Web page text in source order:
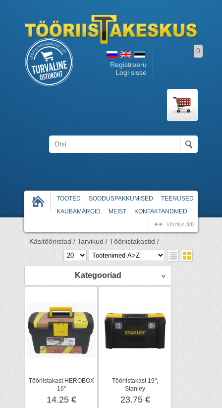
Registreeru
Logi sisse
0
TOOTED SOODUSPAKKUMISED
TEENUSED
KAUBAMÄRGID
MEIST KONTAKTANDMED
Võrdlus 0/0
Käsitööriistad / Tarvikud / Tööriistakastid /
Kategooriad
Tööriistakast HEROBOX
16"
14.25 €
Tööriistakast 19",
Stanley
23.75 €